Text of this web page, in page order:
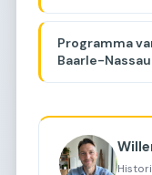
Programma
Baarle-